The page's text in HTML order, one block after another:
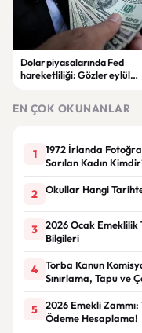
Dolar piyasalarında Fed
hareketliliği: Gözler eylül
EN ÇOK OKUNANLAR
1
1972 İrlanda
Sarılan Kadın
2 Okullar Hangi
3
2026 Ocak Emeklilik
Bilgileri
4
Torba Kanun
Sınırlama, Tapu ve
5
2026 Emekli
Ödeme Hesaplama!